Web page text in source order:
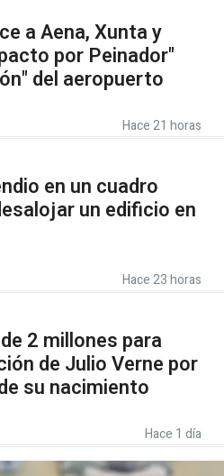
a Aena, Xunta y
por Peinador"
del aeropuerto
Hace 21 horas
en un cuadro
un edificio en
Hace 23 horas
2 millones para
de Julio Verne por
su nacimiento
Hace 1 día